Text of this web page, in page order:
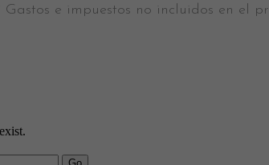
Gastos e impuestos no incluidos en el